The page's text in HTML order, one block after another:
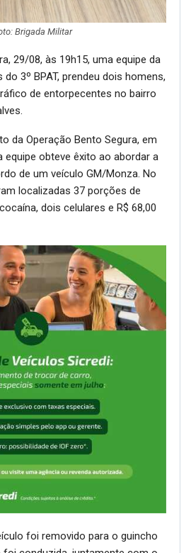
Brigada Militar
29/08, às 19h15, uma equipe da
do 3º BPAT, prendeu dois homens,
de entorpecentes no bairro
da Operação Bento Segura, em
equipe obteve êxito ao abordar a
de um veículo GM/Monza. No
localizadas 37 porções de
dois celulares e R$ 68,00
foi removido para o guincho